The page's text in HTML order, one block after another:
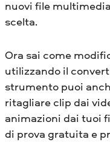
nuovi file
scelta.
Ora sai come
utilizzando il
strumento puoi
ritagliare clip dai
animazioni dai tuoi
di prova gratuita e